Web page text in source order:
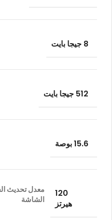
120
هيرتز
معدل تحديث
الشاشة